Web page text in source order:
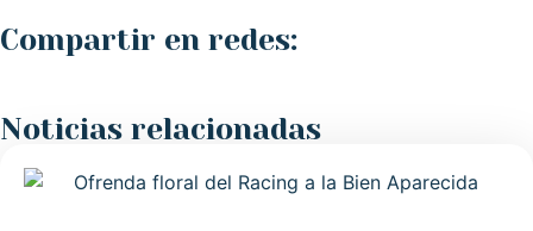
Compartir en redes:
Noticias relacionadas